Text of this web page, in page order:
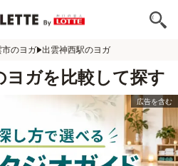
市のヨガ 出雲神西駅のヨガ
ヨガを比較して探す